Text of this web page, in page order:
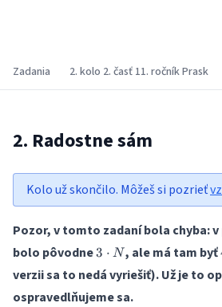
Zadania 2. kolo 2. časť 11. ročník Prask
2. Radostne sám
Kolo už skončilo. Môžeš si pozrieť
Pozor, v tomto zadaní bola chyba:
bolo pôvodne 3
\cdot
N
3 ⋅ N , ale má tam byť
verzii sa to nedá vyriešiť). Už je to
ospravedlňujeme sa.